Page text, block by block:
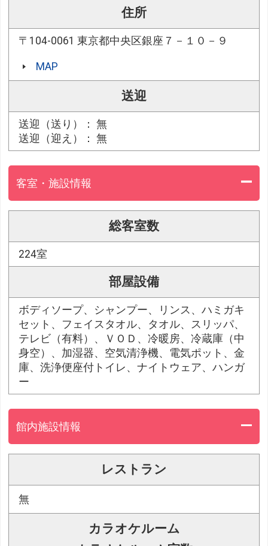
住所
〒104-0061 東京都中央区銀座７－１０－９
MAP
送迎
送迎（送り）： 無
送迎（迎え）： 無
客室・施設情報
総客室数
224室
部屋設備
ボディソープ、シャンプー、リンス、ハミガキ
セット、フェイスタオル、タオル、スリッパ、
テレビ（有料）、ＶＯＤ、冷暖房、冷蔵庫（中
身空）、加湿器、空気清浄機、電気ポット、金
庫、洗浄便座付トイレ、ナイトウェア、ハンガ
ー
館内施設情報
レストラン
無
カラオケルーム